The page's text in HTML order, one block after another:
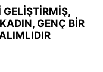
GENÇ BİR